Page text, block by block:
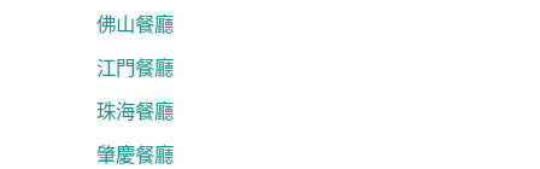
佛山餐廳
江門餐廳
珠海餐廳
肇慶餐廳